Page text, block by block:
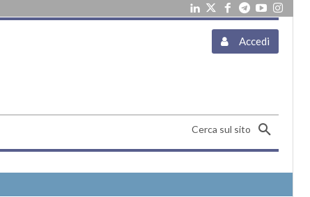
Accedi
Cerca sul sito